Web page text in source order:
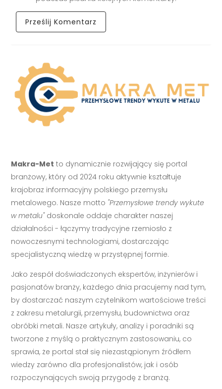
Makra-Met to dynamicznie rozwijający się portal
branżowy, który od 2024 roku aktywnie kształtuje
krajobraz informacyjny polskiego przemysłu
metalowego. Nasze motto "Przemysłowe trendy wykute
w metalu"doskonale oddaje charakter naszej
działalności - łączymy tradycyjne rzemiosło z
nowoczesnymi technologiami, dostarczając
specjalistyczną wiedzę w przystępnej formie.
Jako zespół doświadczonych ekspertów, inżynierów i
pasjonatów branży, każdego dnia pracujemy nad tym,
by dostarczać naszym czytelnikom wartościowe treści
z zakresu metalurgii, przemysłu, budownictwa oraz
obróbki metali. Nasze artykuły, analizy i poradniki są
tworzone z myślą o praktycznym zastosowaniu, co
sprawia, że portal stał się niezastąpionym źródłem
wiedzy zarówno dla profesjonalistów, jak i osób
rozpoczynających swoją przygodę z branżą.